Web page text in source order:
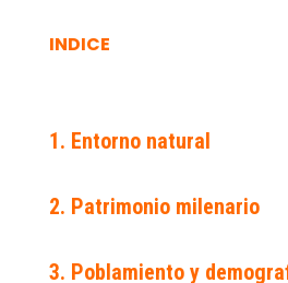
INDICE
1. Entorno natural
2. Patrimonio milenario
3. Poblamiento y